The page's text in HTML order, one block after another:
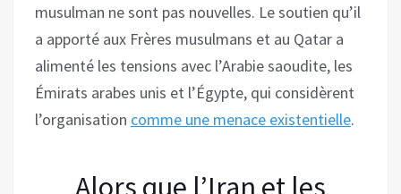
musulman ne sont pas nouvelles. Le soutien qu’il
a apporté aux Frères musulmans et au Qatar a
alimenté les tensions avec l’Arabie saoudite, les
Émirats arabes unis et l’Égypte, qui considèrent
l’organisation comme une menace existentielle.
Alors que l’Iran et les